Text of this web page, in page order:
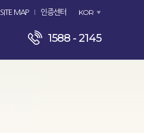
SITE MAP 인증센터 KOR
1588 - 2145